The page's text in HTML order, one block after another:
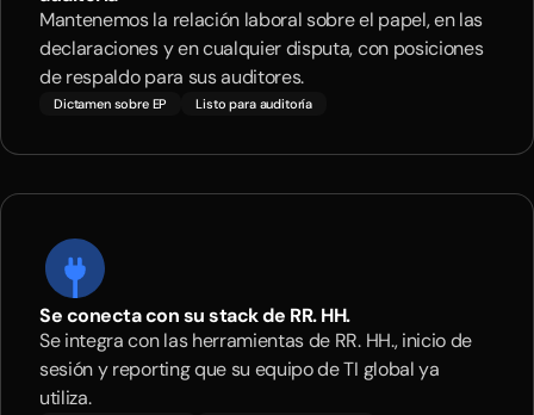
Mantenemos la relación laboral sobre el papel, en las
declaraciones y en cualquier disputa, con posiciones
de respaldo para sus auditores.
Dictamen sobre EP Listo para auditoría
Se conecta con su stack de RR. HH.
Se integra con las herramientas de RR. HH., inicio de
sesión y reporting que su equipo de TI global ya
utiliza.